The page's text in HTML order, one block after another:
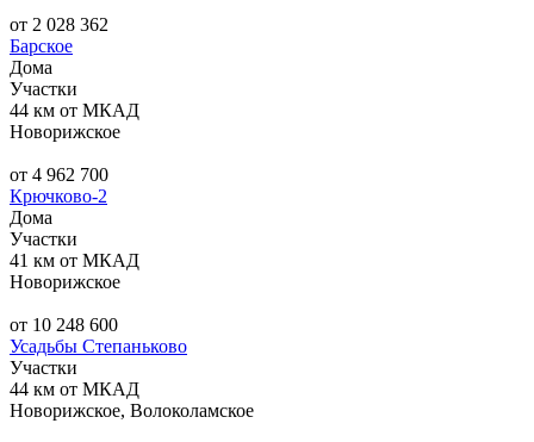
от 2 028 362
Барское
Дома
Участки
44 км от МКАД
Новорижское
от 4 962 700
Крючково-2
Дома
Участки
41 км от МКАД
Новорижское
от 10 248 600
Усадьбы Степаньково
Участки
44 км от МКАД
Новорижское, Волоколамское